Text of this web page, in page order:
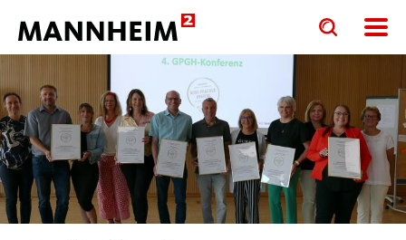
Toggle
search
input
Toggle
search
input